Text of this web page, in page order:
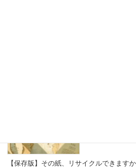
【保存版】その紙、リサイクルできます